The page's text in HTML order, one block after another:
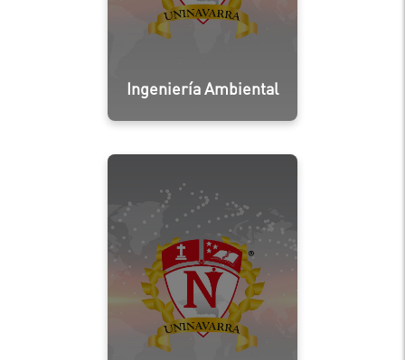
Ingeniería Ambiental